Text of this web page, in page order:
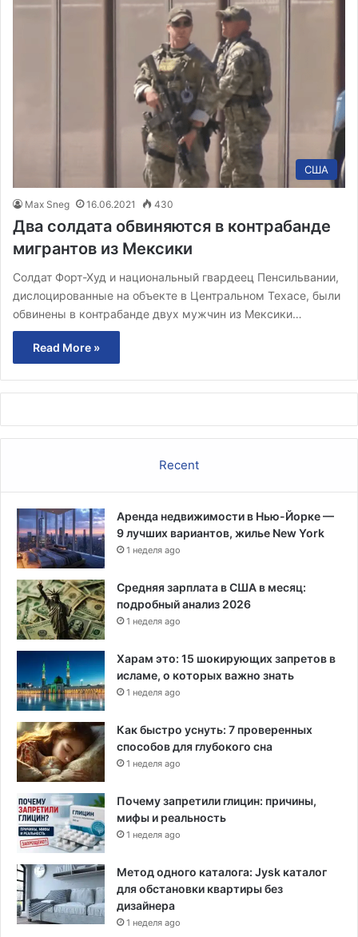
США
Max Sneg 16.06.2021 430
Два солдата обвиняются в контрабанде
мигрантов из Мексики
Солдат Форт-Худ и национальный гвардеец Пенсильвании,
дислоцированные на объекте в Центральном Техасе, были
обвинены в контрабанде двух мужчин из Мексики…
Read More »
Recent
Аренда недвижимости в Нью-Йорке —
9 лучших вариантов, жилье New York
1 неделя ago
Средняя зарплата в США в месяц:
подробный анализ 2026
1 неделя ago
Харам это: 15 шокирующих запретов в
исламе, о которых важно знать
1 неделя ago
Как быстро уснуть: 7 проверенных
способов для глубокого сна
1 неделя ago
Почему запретили глицин: причины,
мифы и реальность
1 неделя ago
Метод одного каталога: Jysk каталог
для обстановки квартиры без
дизайнера
1 неделя ago